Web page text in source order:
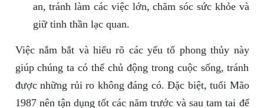
an, tránh làm các việc lớn, chăm sóc sức khỏe và
giữ tinh thần lạc quan.
Việc nắm bắt và hiểu rõ các yếu tố phong thủy này
giúp chúng ta có thể chủ động trong cuộc sống, tránh
được những rủi ro không đáng có. Đặc biệt, tuổi Mão
1987 nên tận dụng tốt các năm trước và sau tam tai để